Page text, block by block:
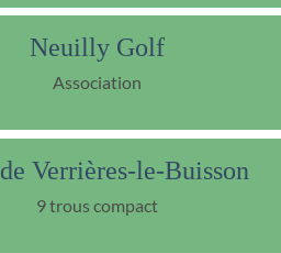
Neuilly Golf
Association
Verrières-le-Buisson
9 trous compact